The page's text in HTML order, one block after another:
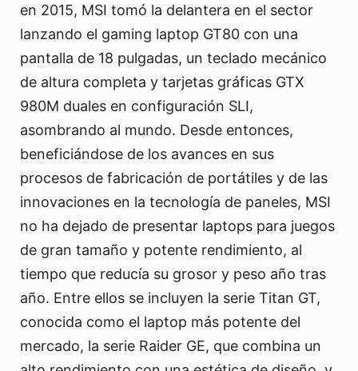
en 2015, MSI tomó la delantera en el sector
lanzando el gaming laptop GT80 con una
pantalla de 18 pulgadas, un teclado mecánico
de altura completa y tarjetas gráficas GTX
980M duales en configuración SLI,
asombrando al mundo. Desde entonces,
beneficiándose de los avances en sus
procesos de fabricación de portátiles y de las
innovaciones en la tecnología de paneles, MSI
no ha dejado de presentar laptops para juegos
de gran tamaño y potente rendimiento, al
tiempo que reducía su grosor y peso año tras
año. Entre ellos se incluyen la serie Titan GT,
conocida como el laptop más potente del
mercado, la serie Raider GE, que combina un